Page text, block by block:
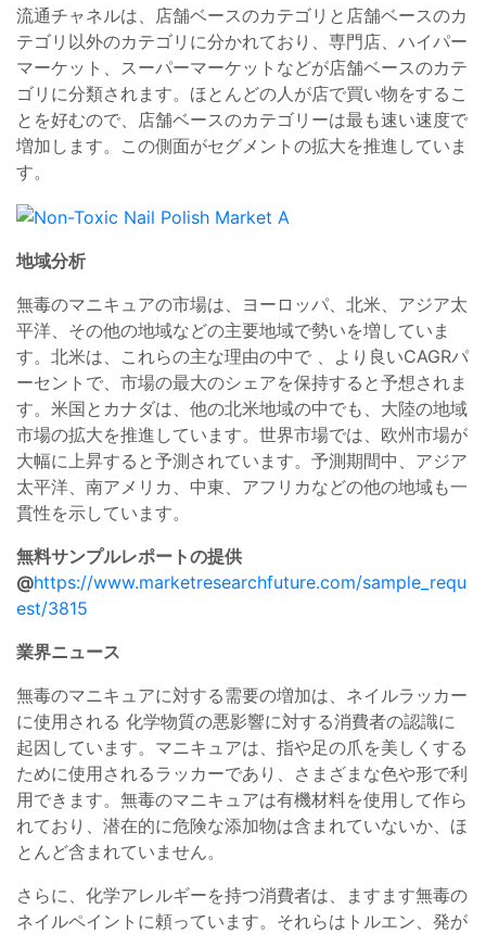
流通チャネルは、店舗ベースのカテゴリと店舗ベースのカ
テゴリ以外のカテゴリに分かれており、専門店、ハイパー
マーケット、スーパーマーケットなどが店舗ベースのカテ
ゴリに分類されます。ほとんどの人が店で買い物をするこ
とを好むので、店舗ベースのカテゴリーは最も速い速度で
増加します。この側面がセグメントの拡大を推進していま
す。
地域分析
無毒のマニキュアの市場は、ヨーロッパ、北米、アジア太
平洋、その他の地域などの主要地域で勢いを増していま
す。北米は、これらの主な理由の中で 、より良いCAGRパ
ーセントで、市場の最大のシェアを保持すると予想されま
す。米国とカナダは、他の北米地域の中でも、大陸の地域
市場の拡大を推進しています。世界市場では、欧州市場が
大幅に上昇すると予測されています。予測期間中、アジア
太平洋、南アメリカ、中東、アフリカなどの他の地域も一
貫性を示しています。
無料サンプルレポートの提供
@https://www.marketresearchfuture.com/sample_requ
est/3815
業界ニュース
無毒のマニキュアに対する需要の増加は、ネイルラッカー
に使用される 化学物質の悪影響に対する消費者の認識に
起因しています。マニキュアは、指や足の爪を美しくする
ために使用されるラッカーであり、さまざまな色や形で利
用できます。無毒のマニキュアは有機材料を使用して作ら
れており、潜在的に危険な添加物は含まれていないか、ほ
とんど含まれていません。
さらに、化学アレルギーを持つ消費者は、ますます無毒の
ネイルペイントに頼っています。それらはトルエン、発が